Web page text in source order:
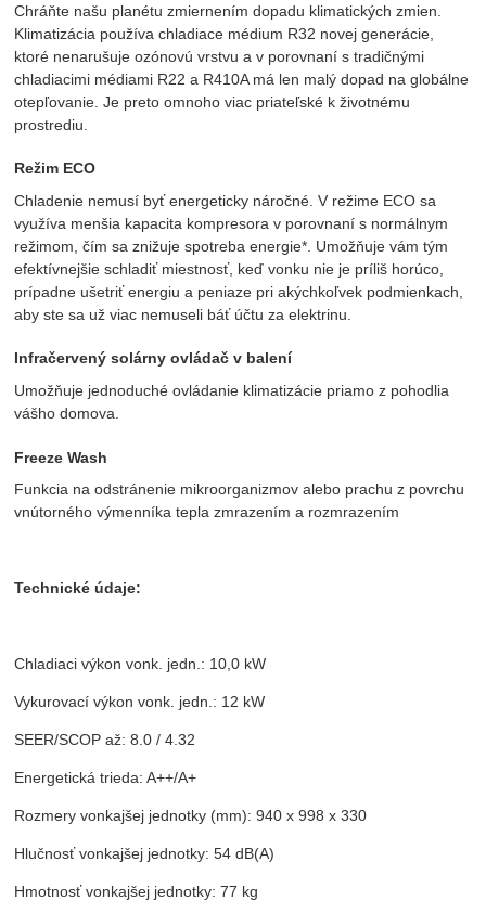
Chráňte našu planétu zmiernením dopadu klimatických zmien.
Klimatizácia používa chladiace médium R32 novej generácie,
ktoré nenarušuje ozónovú vrstvu a v porovnaní s tradičnými
chladiacimi médiami R22 a R410A má len malý dopad na globálne
otepľovanie. Je preto omnoho viac priateľské k životnému
prostrediu.
Režim ECO
Chladenie nemusí byť energeticky náročné. V režime ECO sa
využíva menšia kapacita kompresora v porovnaní s normálnym
režimom, čím sa znižuje spotreba energie*. Umožňuje vám tým
efektívnejšie schladiť miestnosť, keď vonku nie je príliš horúco,
prípadne ušetriť energiu a peniaze pri akýchkoľvek podmienkach,
aby ste sa už viac nemuseli báť účtu za elektrinu.
Infračervený solárny ovládač v balení
Umožňuje jednoduché ovládanie klimatizácie priamo z pohodlia
vášho domova.
Freeze Wash
Funkcia na odstránenie mikroorganizmov alebo prachu z povrchu
vnútorného výmenníka tepla zmrazením a rozmrazením
Technické údaje:
Chladiaci výkon vonk. jedn.: 10,0 kW
Vykurovací výkon vonk. jedn.: 12 kW
SEER/SCOP až: 8.0 / 4.32
Energetická trieda: A++/A+
Rozmery vonkajšej jednotky (mm): 940 x 998 x 330
Hlučnosť vonkajšej jednotky: 54 dB(A)
Hmotnosť vonkajšej jednotky: 77 kg